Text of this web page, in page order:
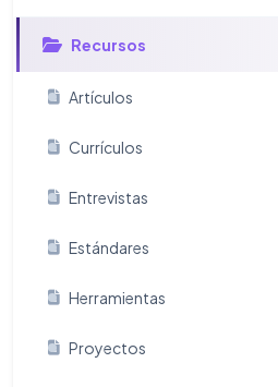
Recursos
Artículos
Currículos
Entrevistas
Estándares
Herramientas
Proyectos